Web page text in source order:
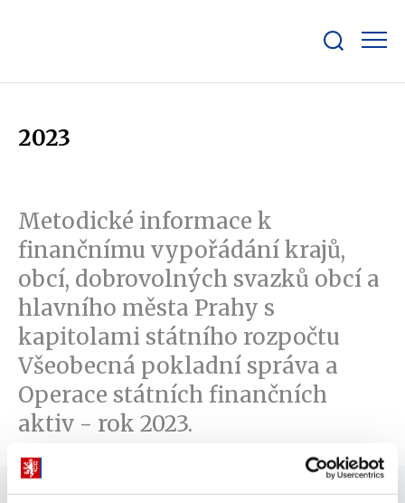
bar
2023
Metodické informace k
finančnímu vypořádání krajů,
obcí, dobrovolných svazků obcí a
hlavního města Prahy s
kapitolami státního rozpočtu
Všeobecná pokladní správa a
Operace státních finančních
aktiv - rok 2023.